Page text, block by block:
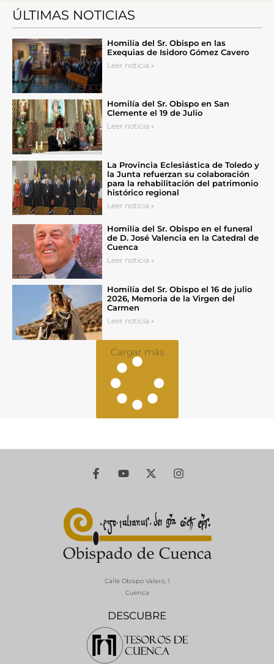
ÚLTIMAS NOTICIAS
Homilía del Sr. Obispo en las
Exequias de Isidoro Gómez Cavero
Leer noticia »
Homilía del Sr. Obispo en San
Clemente el 19 de Julio
Leer noticia »
La Provincia Eclesiástica de Toledo y
la Junta refuerzan su colaboración
para la rehabilitación del patrimonio
histórico regional
Leer noticia »
Homilía del Sr. Obispo en el funeral
de D. José Valencia en la Catedral de
Cuenca
Leer noticia »
Homilía del Sr. Obispo el 16 de julio
2026, Memoria de la Virgen del
Carmen
Leer noticia »
Cargar más
DESCUBRE
Calle Obispo Valero, 1
Cuenca